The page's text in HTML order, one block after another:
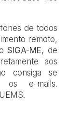
de todos
remoto,
SIGA-ME, de
aos
consiga se
os e-mails.